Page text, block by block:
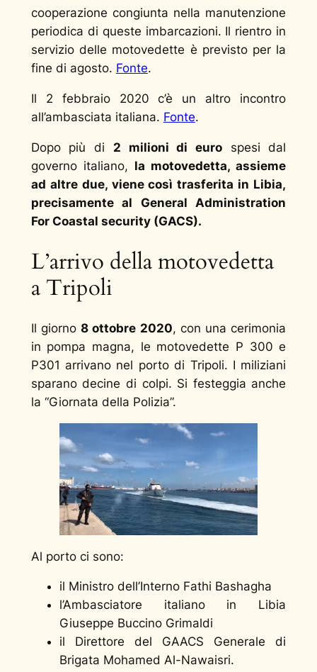
cooperazione congiunta nella manutenzione
periodica di queste imbarcazioni. Il rientro in
servizio delle motovedette è previsto per la
fine di agosto. Fonte.
Il 2 febbraio 2020 c’è un altro incontro
all’ambasciata italiana. Fonte.
Dopo più di 2 milioni di eurospesi dal
governo italiano, la motovedetta, assieme
ad altre due, viene così trasferita in Libia,
precisamente al General Administration
For Coastal security‎ (GACS).
L’arrivo della motovedetta
a Tripoli
Il giorno8 ottobre 2020, con una cerimonia
in pompa magna, le motovedette P 300 e
P301 arrivano nel porto di Tripoli. I miliziani
sparano decine di colpi. Si festeggia anche
la “Giornata della Polizia”.
Al porto ci sono:
il Ministro dell’Interno Fathi Bashagha
l’Ambasciatore italiano in Libia
Giuseppe Buccino Grimaldi
il Direttore del GAACS Generale di
Brigata Mohamed Al-Nawaisri.